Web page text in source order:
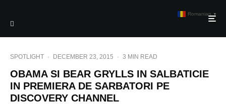
SPOTLIGHT · DECEMBER 23, 2015 · 3 MIN READ
OBAMA SI BEAR GRYLLS IN SALBATICIE
IN PREMIERA DE SARBATORI PE
DISCOVERY CHANNEL
Romanian ▼